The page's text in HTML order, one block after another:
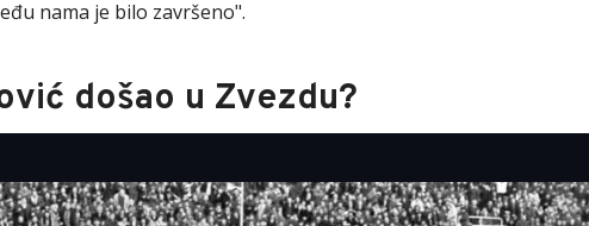
nama je bilo završeno".
došao u Zvezdu?